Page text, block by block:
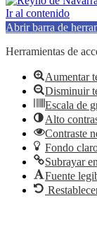
Ir al contenido
Abrir barra de
Herramientas de
Aumentar
Disminuir
Escala de
Alto
Contraste
Fondo
Subrayar
Fuente